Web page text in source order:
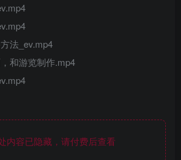
法_ev.mp4
和游览制作.mp4
容已隐藏，请付费后查看